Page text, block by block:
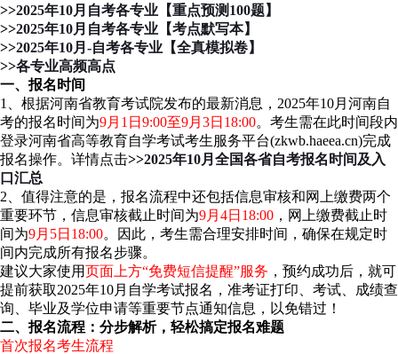
>>2025年10月自考各专业【重点预测100题】
>>2025年10月自考各专业【考点默写本】
>>2025年10月-自考各专业【全真模拟卷】
>>各专业高频高点
一、报名时间
1、根据河南省教育考试院发布的最新消息，2025年10月河南自
考的报名时间为9月1日9:00至9月3日18:00。考生需在此时间段内
登录河南省高等教育自学考试考生服务平台(zkwb.haeea.cn)完成
报名操作。详情点击>>2025年10月全国各省自考报名时间及入
口汇总
2、值得注意的是，报名流程中还包括信息审核和网上缴费两个
重要环节，信息审核截止时间为9月4日18:00 ，网上缴费截止时
间为9月5日18:00。因此，考生需合理安排时间，确保在规定时
间内完成所有报名步骤。
建议大家使用页面上方“免费短信提醒”服务 ，预约成功后，就可
提前获取2025年10月自学考试报名，准考证打印、考试、成绩查
询、毕业及学位申请等重要节点通知信息，以免错过！
二、报名流程：分步解析，轻松搞定报名难题
首次报名考生流程